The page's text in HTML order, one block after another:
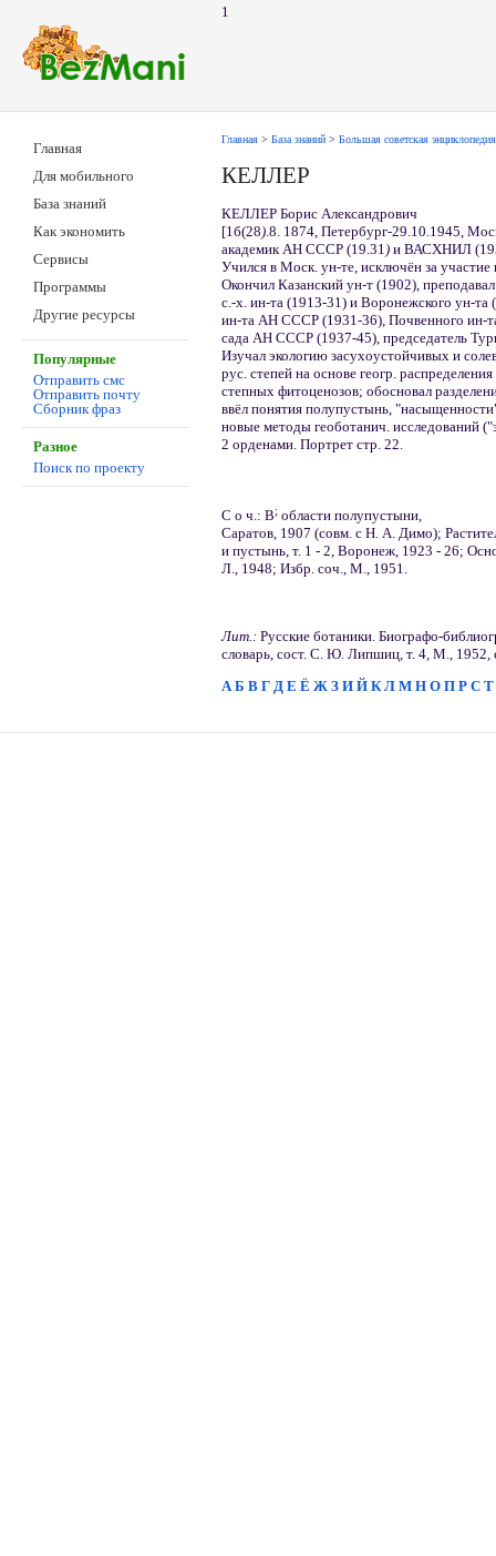
1
Главная
Для мобильного
База знаний
Как экономить
Сервисы
Программы
Другие ресурсы
Популярные
Отправить смс
Отправить почту
Сборник фраз
Разное
Поиск по проекту
Главная > База знаний > Большая советская энциклопедия
КЕЛЛЕР
КЕЛЛЕР Борис Александрович
[1б(28) .8. 1874, Петербург-29.10.1945,
академик АН СССР (19.31 ) и ВАСХНИЛ
Учился в Моск. ун-те, исключён за
Окончил Казанский ун-т (1902),
с.-х. ин-та (1913-31) и Воронежского ун-
ин-та АН СССР (1931-36), Почвенного ин-
сада АН СССР (1937-45), председатель
Изучал экологию засухоустойчивых и
рус. степей на основе геогр.
степных фитоценозов; обосновал
ввёл понятия полупустынь,
новые методы геоботанич. исследований
2 орденами. Портрет стр. 22.
С о ч.: В; области полупустыни,
Саратов, 1907 (совм. с Н. А. Димо);
и пустынь, т. 1 - 2, Воронеж, 1923 - 26;
Л., 1948; Избр. соч., М., 1951.
Лит.: Русские ботаники. Биографо-
словарь, сост. С. Ю. Липшиц, т. 4, М., 1952,
А Б В Г Д Е Ё Ж З И Й К Л М Н О П Р С Т